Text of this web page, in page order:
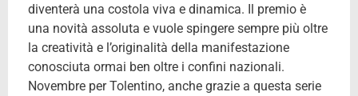
diventerà una costola viva e dinamica. Il premio è
una novità assoluta e vuole spingere sempre più oltre
la creatività e l’originalità della manifestazione
conosciuta ormai ben oltre i confini nazionali.
Novembre per Tolentino, anche grazie a questa serie